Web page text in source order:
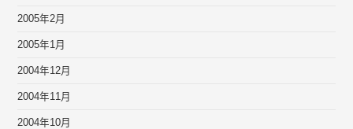
2005年2月
2005年1月
2004年12月
2004年11月
2004年10月